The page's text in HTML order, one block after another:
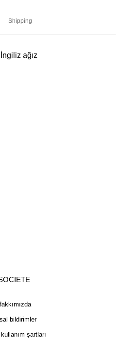
Shipping
ağız
bildirimler
şartları